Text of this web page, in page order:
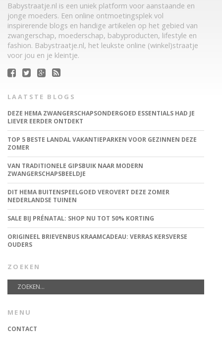
Babystraatje.nl is een uniek platform voor aanstaande en
jonge moeders. Een online ontmoetingsplek vol
inspirerende blogs en handige artikelen op het gebied van
zwangerschap, moederschap, babyproducten, lifestyle en
fashion. Babystraatje.nl, het leukste online (winkel)straatje
voor jou en je kleintje.
LAATSTE BLOGS
DEZE HEMA ZWANGERSCHAPSONDERGOED ESSENTIALS HAD JE
LIEVER EERDER ONTDEKT
TOP 5 BESTE LANDAL VAKANTIEPARKEN VOOR GEZINNEN DEZE
ZOMER
VAN TRADITIONELE GIPSBUIK NAAR MODERN
ZWANGERSCHAPSBEELDJE
DIT HEMA BUITENSPEELGOED VEROVERT DEZE ZOMER
NEDERLANDSE TUINEN
SALE BIJ PRÉNATAL: SHOP NU TOT 50% KORTING
ORIGINEEL BRIEVENBUS KRAAMCADEAU: VERRAS KERSVERSE
OUDERS
ZOEKEN
MENU
CONTACT